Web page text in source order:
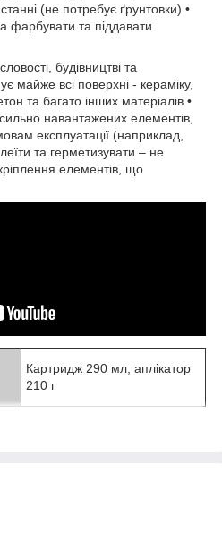
(не потребує ґрунтовки) •
фарбувати та піддавати
будівництві та
майже всі поверхні - кераміку,
та багато інших матеріалів •
навантажених елементів,
експлуатації (наприклад,
та герметизувати – не
елементів, що
Картридж 290 мл, аплікатор
210 г